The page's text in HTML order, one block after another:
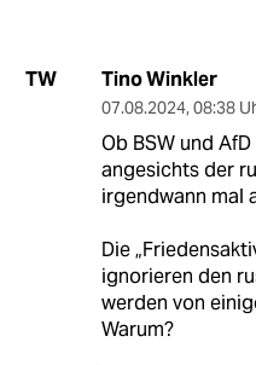
TW Tino Winkler
07.08.2024, 08:38
Ob BSW und
angesichts der
irgendwann mal
Die
ignorieren den
werden von
Warum?